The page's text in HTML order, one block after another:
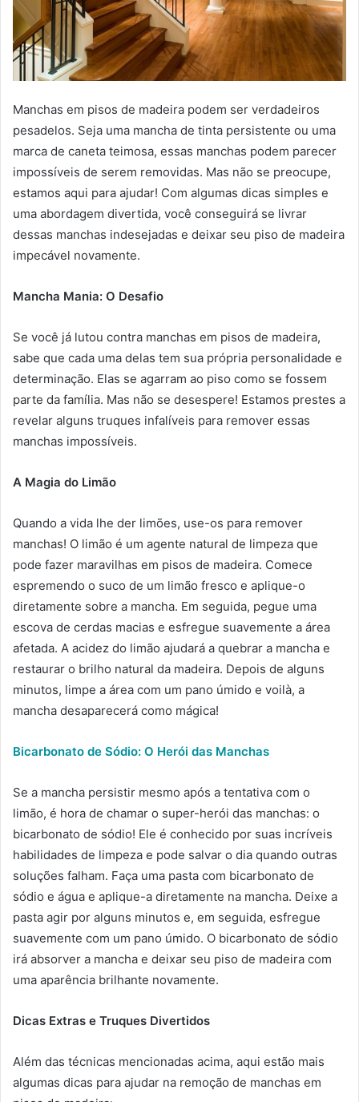
Manchas em pisos de madeira podem ser verdadeiros
pesadelos. Seja uma mancha de tinta persistente ou uma
marca de caneta teimosa, essas manchas podem parecer
impossíveis de serem removidas. Mas não se preocupe,
estamos aqui para ajudar! Com algumas dicas simples e
uma abordagem divertida, você conseguirá se livrar
dessas manchas indesejadas e deixar seu piso de madeira
impecável novamente.
Mancha Mania: O Desafio
Se você já lutou contra manchas em pisos de madeira,
sabe que cada uma delas tem sua própria personalidade e
determinação. Elas se agarram ao piso como se fossem
parte da família. Mas não se desespere! Estamos prestes a
revelar alguns truques infalíveis para remover essas
manchas impossíveis.
A Magia do Limão
Quando a vida lhe der limões, use-os para remover
manchas! O limão é um agente natural de limpeza que
pode fazer maravilhas em pisos de madeira. Comece
espremendo o suco de um limão fresco e aplique-o
diretamente sobre a mancha. Em seguida, pegue uma
escova de cerdas macias e esfregue suavemente a área
afetada. A acidez do limão ajudará a quebrar a mancha e
restaurar o brilho natural da madeira. Depois de alguns
minutos, limpe a área com um pano úmido e voilà, a
mancha desaparecerá como mágica!
Bicarbonato de Sódio: O Herói das Manchas
Se a mancha persistir mesmo após a tentativa com o
limão, é hora de chamar o super-herói das manchas: o
bicarbonato de sódio! Ele é conhecido por suas incríveis
habilidades de limpeza e pode salvar o dia quando outras
soluções falham. Faça uma pasta com bicarbonato de
sódio e água e aplique-a diretamente na mancha. Deixe a
pasta agir por alguns minutos e, em seguida, esfregue
suavemente com um pano úmido. O bicarbonato de sódio
irá absorver a mancha e deixar seu piso de madeira com
uma aparência brilhante novamente.
Dicas Extras e Truques Divertidos
Além das técnicas mencionadas acima, aqui estão mais
algumas dicas para ajudar na remoção de manchas em